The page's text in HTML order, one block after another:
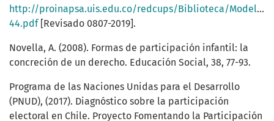
http://proinapsa.uis.edu.co/redcups/Biblioteca/
44.pdf[Revisado 0807-2019].
Novella, A. (2008). Formas de participación infantil: la
concreción de un derecho. Educación Social, 38, 77-93.
Programa de las Naciones Unidas para el Desarrollo
(PNUD), (2017). Diagnóstico sobre la participación
electoral en Chile. Proyecto Fomentando la Participación